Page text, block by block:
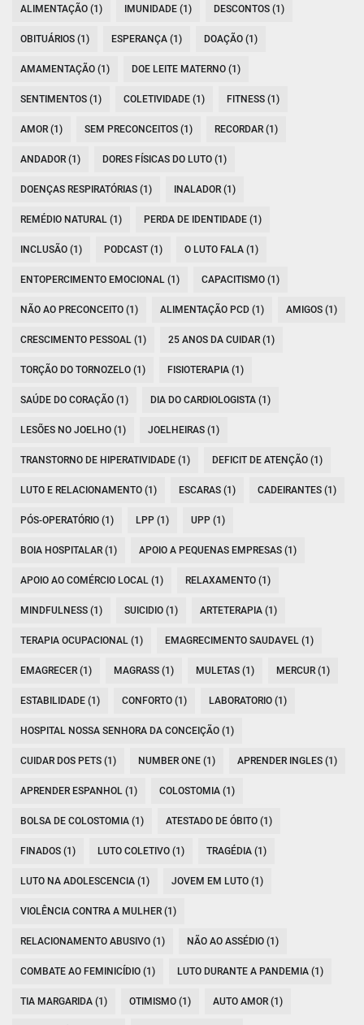
ALIMENTAÇÃO (1) IMUNIDADE (1) DESCONTOS (1)
OBITUÁRIOS (1) ESPERANÇA (1) DOAÇÃO (1)
AMAMENTAÇÃO (1) DOE LEITE MATERNO (1)
SENTIMENTOS (1) COLETIVIDADE (1) FITNESS (1)
AMOR (1) SEM PRECONCEITOS (1) RECORDAR (1)
ANDADOR (1) DORES FÍSICAS DO LUTO (1)
DOENÇAS RESPIRATÓRIAS (1) INALADOR (1)
REMÉDIO NATURAL (1) PERDA DE IDENTIDADE (1)
INCLUSÃO (1) PODCAST (1) O LUTO FALA (1)
ENTOPERCIMENTO EMOCIONAL (1) CAPACITISMO (1)
NÃO AO PRECONCEITO (1) ALIMENTAÇÃO PCD (1) AMIGOS (1)
CRESCIMENTO PESSOAL (1) 25 ANOS DA CUIDAR (1)
TORÇÃO DO TORNOZELO (1) FISIOTERAPIA (1)
SAÚDE DO CORAÇÃO (1) DIA DO CARDIOLOGISTA (1)
LESÕES NO JOELHO (1) JOELHEIRAS (1)
TRANSTORNO DE HIPERATIVIDADE (1) DEFICIT DE ATENÇÃO (1)
LUTO E RELACIONAMENTO (1) ESCARAS (1) CADEIRANTES (1)
PÓS-OPERATÓRIO (1) LPP (1) UPP (1)
BOIA HOSPITALAR (1) APOIO A PEQUENAS EMPRESAS (1)
APOIO AO COMÉRCIO LOCAL (1) RELAXAMENTO (1)
MINDFULNESS (1) SUICIDIO (1) ARTETERAPIA (1)
TERAPIA OCUPACIONAL (1) EMAGRECIMENTO SAUDAVEL (1)
EMAGRECER (1) MAGRASS (1) MULETAS (1) MERCUR (1)
ESTABILIDADE (1) CONFORTO (1) LABORATORIO (1)
HOSPITAL NOSSA SENHORA DA CONCEIÇÃO (1)
CUIDAR DOS PETS (1) NUMBER ONE (1) APRENDER INGLES (1)
APRENDER ESPANHOL (1) COLOSTOMIA (1)
BOLSA DE COLOSTOMIA (1) ATESTADO DE ÓBITO (1)
FINADOS (1) LUTO COLETIVO (1) TRAGÉDIA (1)
LUTO NA ADOLESCENCIA (1) JOVEM EM LUTO (1)
VIOLÊNCIA CONTRA A MULHER (1)
RELACIONAMENTO ABUSIVO (1) NÃO AO ASSÉDIO (1)
COMBATE AO FEMINICÍDIO (1) LUTO DURANTE A PANDEMIA (1)
TIA MARGARIDA (1) OTIMISMO (1) AUTO AMOR (1)